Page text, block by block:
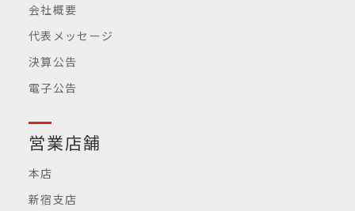
会社概要
代表メッセージ
決算公告
電子公告
営業店舗
本店
新宿支店